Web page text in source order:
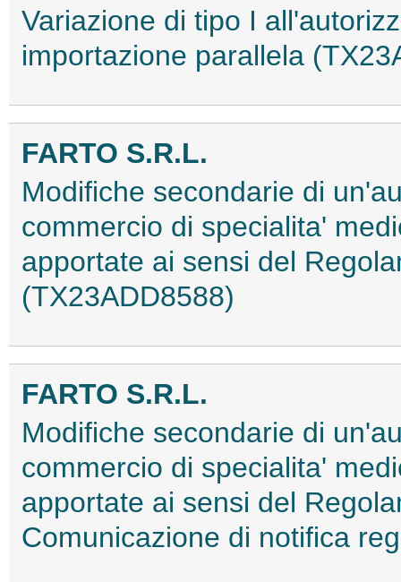
Variazione di tipo I
importazione parallela
FARTO S.R.L.
Modifiche secondarie di
commercio di specialita'
apportate ai sensi del
(TX23ADD8588)
FARTO S.R.L.
Modifiche secondarie di
commercio di specialita'
apportate ai sensi del
Comunicazione di notifica